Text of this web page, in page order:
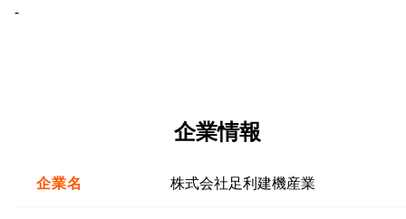
-
企業情報
企業名 株式会社足利建機産業